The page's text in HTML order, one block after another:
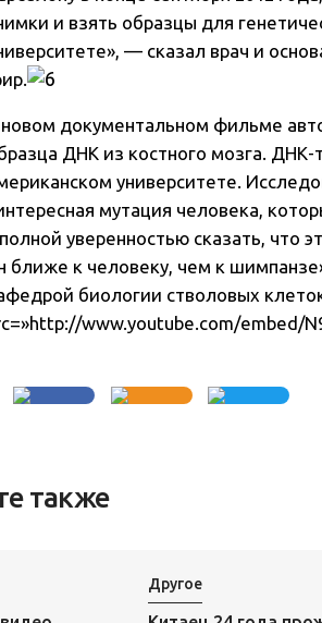
и взять образцы для
— сказал врач и
документальном фильме
ДНК из костного мозга.
университете.
мутация человека,
уверенностью сказать, что
ближе к человеку, чем к
биологии стволовых
www.youtube.com/embed/
также
Другое